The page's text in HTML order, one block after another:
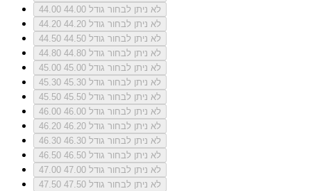
44.00
לא ניתן לבחור גודל 44.00
44.20
לא ניתן לבחור גודל 44.20
44.50
לא ניתן לבחור גודל 44.50
44.80
לא ניתן לבחור גודל 44.80
45.00
לא ניתן לבחור גודל 45.00
45.30
לא ניתן לבחור גודל 45.30
45.50
לא ניתן לבחור גודל 45.50
46.00
לא ניתן לבחור גודל 46.00
46.20
לא ניתן לבחור גודל 46.20
46.30
לא ניתן לבחור גודל 46.30
46.50
לא ניתן לבחור גודל 46.50
47.00
לא ניתן לבחור גודל 47.00
47.50
לא ניתן לבחור גודל 47.50